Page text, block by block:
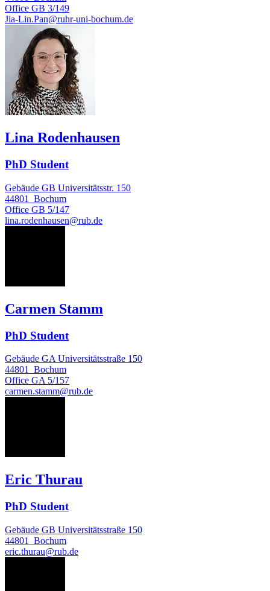
Office GB 3/149
Jia-Lin.Pan@ruhr-uni-bochum.de
Lina Rodenhausen
PhD Student
Gebäude GB Universitätsstr. 150
44801
Bochum
Office GB 5/147
lina.rodenhausen@rub.de
Carmen Stamm
PhD Student
Gebäude GA Universitätsstraße 150
44801
Bochum
Office GA 5/157
carmen.stamm@rub.de
Eric Thurau
PhD Student
Gebäude GB Universitätsstraße 150
44801
Bochum
eric.thurau@rub.de